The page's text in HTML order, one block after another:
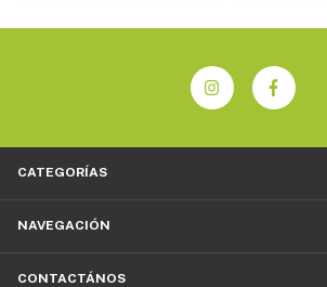
CATEGORÍAS
NAVEGACIÓN
CONTACTÁNOS